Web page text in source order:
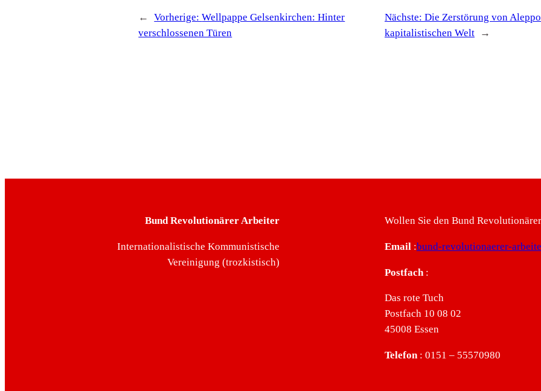
← Vorherige:Wellpappe Gelsenkirchen: Hinter
verschlossenen Türen
Nächste: Die Zerstörung von
kapitalistischen Welt
→
Bund Revolutionärer Arbeiter
Internationalistische Kommunistische
Vereinigung (trozkistisch)
Wollen Sie den Bund
Email:bund-revolutionaerer-
Postfach:
Das rote Tuch
Postfach 10 08 02
45008 Essen
Telefon: 0151 – 55570980